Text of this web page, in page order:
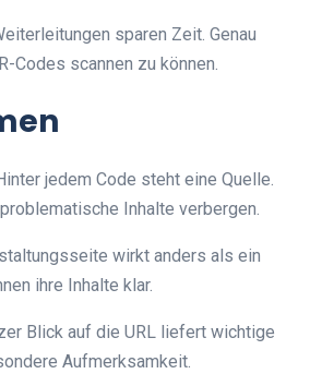
sparen Zeit. Genau
Codes scannen zu können.
jedem Code steht eine Quelle.
Inhalte verbergen.
wirkt anders als ein
ihre Inhalte klar.
Blick auf die URL liefert wichtige
Aufmerksamkeit.